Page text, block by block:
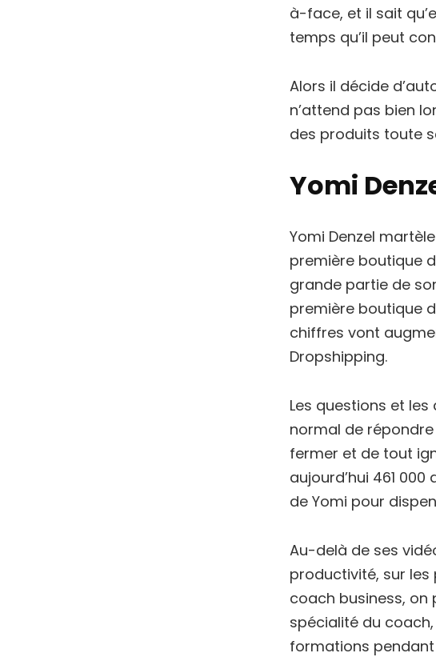
à-face, et il sait
temps qu’il peut
Alors il décide
n’attend pas bien
des produits toute
Yomi
Yomi Denzel
première boutique
grande partie de
première boutique
chiffres vont
Dropshipping.
Les questions et
normal de
fermer et de tout
aujourd’hui 461
de Yomi pour
Au-delà de ses
productivité, sur les
coach business, on
spécialité du
formations